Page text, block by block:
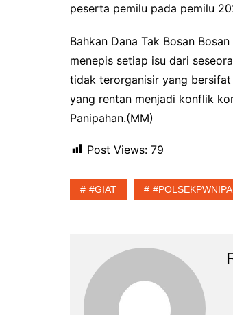
peserta pemilu pada pemilu
Bahkan Dana Tak Bosan
menepis setiap isu dari
tidak terorganisir yang
yang rentan menjadi konflik
Panipahan.(MM)
Post Views: 79
#GIAT